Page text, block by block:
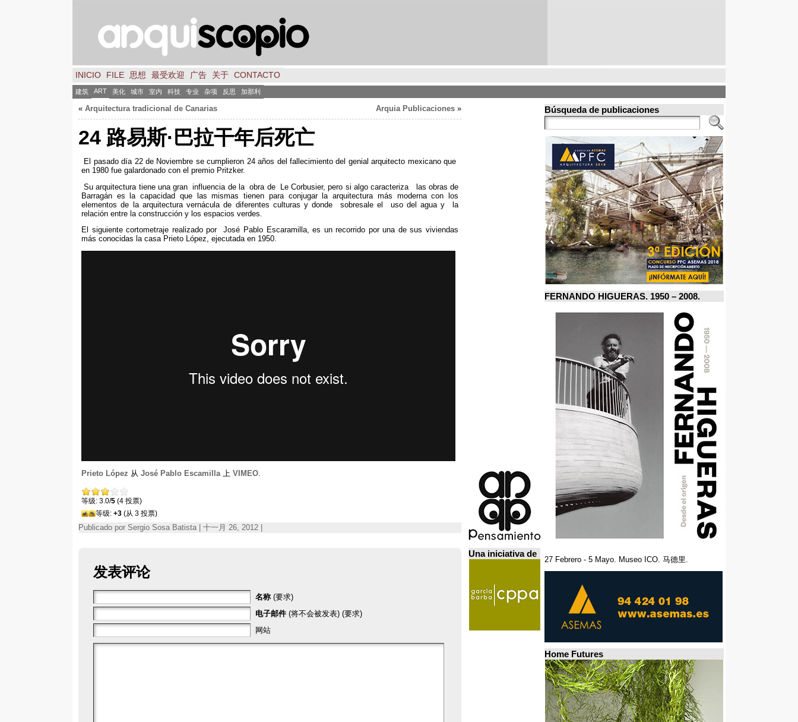
INICIO FILE 思想 最受欢迎 广告 关于 CONTACTO
建筑 ART 美化 城市 室内 科技 专业 杂项 反思 加那利
« Arquitectura tradicional de Canarias Arquia Publicaciones »
24 路易斯·巴拉干年后死亡
El pasado día 22de Noviembre se cumplieron 24años del fallecimiento del genial arquitecto mexicano que
en 1980 fue galardonado con el premio Pritzker.
Su arquitectura tiene una gran influencia de la obra de Le Corbusier,pero si algo caracteriza las obras de
Barragán es la capacidad que las mismas tienen para conjugar la arquitectura más moderna con los
elementos de la arquitectura vernácula de diferentes culturas y donde sobresale el uso del agua y la
relación entre la construcción y los espacios verdes
El siguiente cortometraje realizado por José Pablo Escaramilla,es un recorrido por una de sus viviendas
más conocidas la casa Prieto López, ejecutada en 1950.
Prieto López 从 José Pablo Escamilla 上 VIMEO
等级: 3.0/5 (4 投票)
等级: +3 (从 3 投票)
Publicado por Sergio Sosa Batista | 十一月 26, 2012 |
发表评论
名称 (要求)
电子邮件 (将不会被发表) (要求)
网站
Una iniciativa de
Búsqueda de publicaciones
FERNANDO HIGUERAS. 1950 – 2008.
27 Febrero - 5 Mayo. Museo ICO. 马德里.
Home Futures